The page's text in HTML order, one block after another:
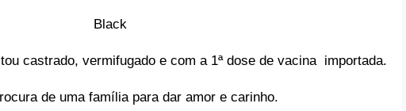
Black
castrado, vermifugado e com a 1ª dose de vacina importada.
de uma família para dar amor e carinho.